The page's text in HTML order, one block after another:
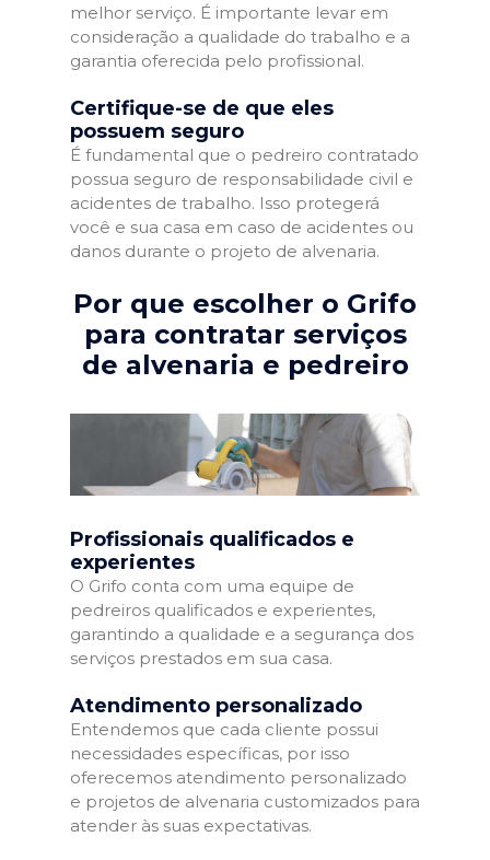
melhor serviço. É importante levar em
consideração a qualidade do trabalho e a
garantia oferecida pelo profissional.
Certifique-se de que eles
possuem seguro
É fundamental que o pedreiro contratado
possua seguro de responsabilidade civil e
acidentes de trabalho. Isso protegerá
você e sua casa em caso de acidentes ou
danos durante o projeto de alvenaria.
Por que escolher o Grifo
para contratar serviços
de alvenaria e pedreiro
Profissionais qualificados e
experientes
O Grifo conta com uma equipe de
pedreiros qualificados e experientes,
garantindo a qualidade e a segurança dos
serviços prestados em sua casa.
Atendimento personalizado
Entendemos que cada cliente possui
necessidades específicas, por isso
oferecemos atendimento personalizado
e projetos de alvenaria customizados para
atender às suas expectativas.